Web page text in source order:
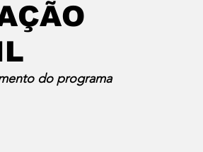
do programa